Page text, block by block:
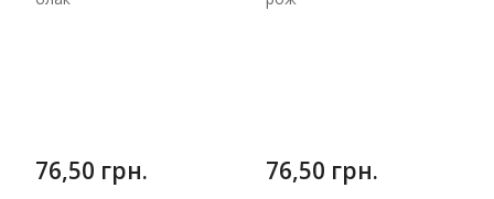
76,50 грн. 76,50 грн.